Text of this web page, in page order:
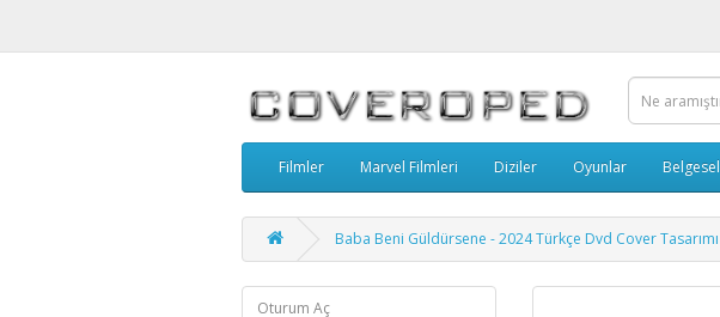
Filmler Marvel Filmleri Diziler Oyunlar Belgesel
Baba Beni Güldürsene - 2024 Türkçe Dvd Cover Tasarımı
Oturum Aç